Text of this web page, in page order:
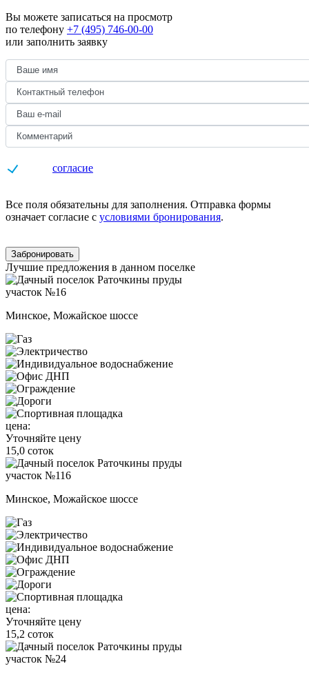
Вы можете записаться на просмотр
по телефону +7 (495) 746-00-00
или заполнить заявку
согласие
Все поля обязательны для заполнения. Отправка формы
означает согласие с условиями бронирования.
Забронировать
Лучшие предложения в данном поселке
участок №16
Минское, Можайское шоссе
цена:
Уточняйте цену
15,0 соток
участок №116
Минское, Можайское шоссе
цена:
Уточняйте цену
15,2 соток
участок №24